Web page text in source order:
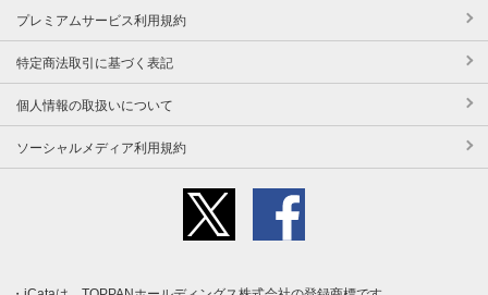
プレミアムサービス利用規約
特定商法取引に基づく表記
個人情報の取扱いについて
ソーシャルメディア利用規約